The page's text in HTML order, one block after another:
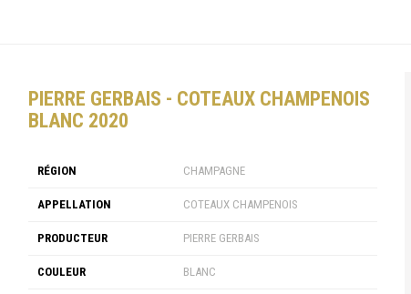
PIERRE GERBAIS - COTEAUX CHAMPENOIS
BLANC 2020
RÉGION CHAMPAGNE
APPELLATION COTEAUX CHAMPENOIS
PRODUCTEUR PIERRE GERBAIS
COULEUR BLANC